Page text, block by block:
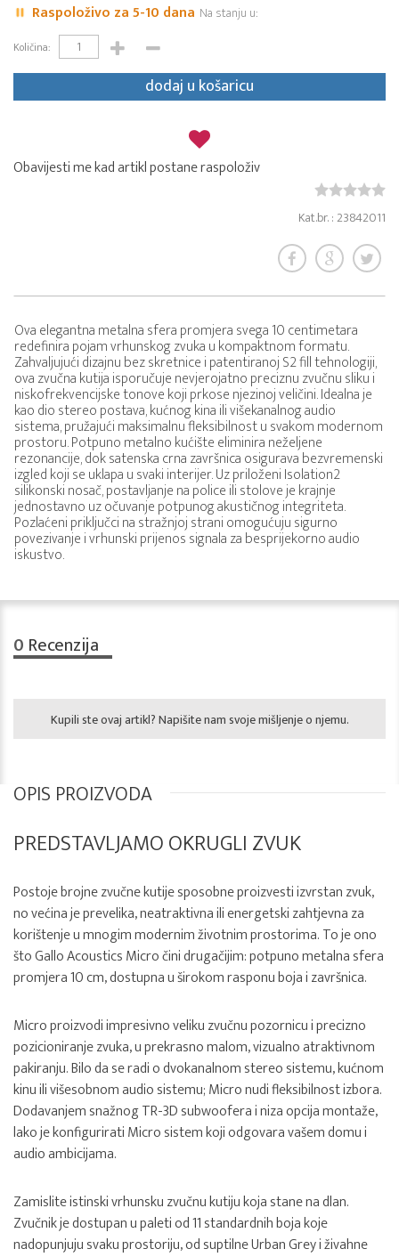
Raspoloživo za 5-10 dana Na stanju u:
Količina:
dodaj u košaricu
Obavijesti me kad artikl postane raspoloživ
Kat.br. : 23842011
Ova elegantna metalna sfera promjera svega 10 centimetara
redefinira pojam vrhunskog zvuka u kompaktnom formatu.
Zahvaljujući dizajnu bez skretnice i patentiranoj S2 fill tehnologiji,
ova zvučna kutija isporučuje nevjerojatno preciznu zvučnu sliku i
niskofrekvencijske tonove koji prkose njezinoj veličini. Idealna je
kao dio stereo postava, kućnog kina ili višekanalnog audio
sistema, pružajući maksimalnu fleksibilnost u svakom modernom
prostoru. Potpuno metalno kućište eliminira neželjene
rezonancije, dok satenska crna završnica osigurava bezvremenski
izgled koji se uklapa u svaki interijer. Uz priloženi Isolation2
silikonski nosač, postavljanje na police ili stolove je krajnje
jednostavno uz očuvanje potpunog akustičnog integriteta.
Pozlaćeni priključci na stražnjoj strani omogućuju sigurno
povezivanje i vrhunski prijenos signala za besprijekorno audio
iskustvo.
0 Recenzija
Kupili ste ovaj artikl? Napišite nam svoje mišljenje o njemu.
OPIS PROIZVODA
PREDSTAVLJAMO OKRUGLI ZVUK
Postoje brojne zvučne kutije sposobne proizvesti izvrstan zvuk,
no većina je prevelika, neatraktivna ili energetski zahtjevna za
korištenje u mnogim modernim životnim prostorima. To je ono
što Gallo Acoustics Micro čini drugačijim: potpuno metalna sfera
promjera 10 cm, dostupna u širokom rasponu boja i završnica.
Micro proizvodi impresivno veliku zvučnu pozornicu i precizno
pozicioniranje zvuka, u prekrasno malom, vizualno atraktivnom
pakiranju. Bilo da se radi o dvokanalnom stereo sistemu, kućnom
kinu ili višesobnom audio sistemu; Micro nudi fleksibilnost izbora.
Dodavanjem snažnog TR-3D subwoofera i niza opcija montaže,
lako je konfigurirati Micro sistem koji odgovara vašem domu i
audio ambicijama.
Zamislite istinski vrhunsku zvučnu kutiju koja stane na dlan.
Zvučnik je dostupan u paleti od 11 standardnih boja koje
nadopunjuju svaku prostoriju, od suptilne Urban Grey i živahne